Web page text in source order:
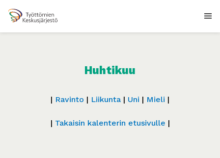
Huhtikuu
| Ravinto | Liikunta | Uni | Mieli |
| Takaisin kalenterin etusivulle |